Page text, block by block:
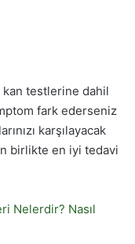
testlerine dahil
fark ederseniz
karşılayacak
birlikte en iyi tedavi
Nelerdir? Nasıl